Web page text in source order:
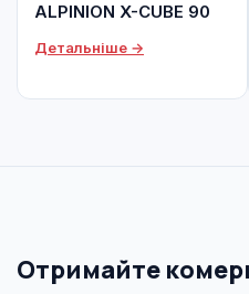
ALPINION X-CUBE 90
Детальніше →
Отримайте